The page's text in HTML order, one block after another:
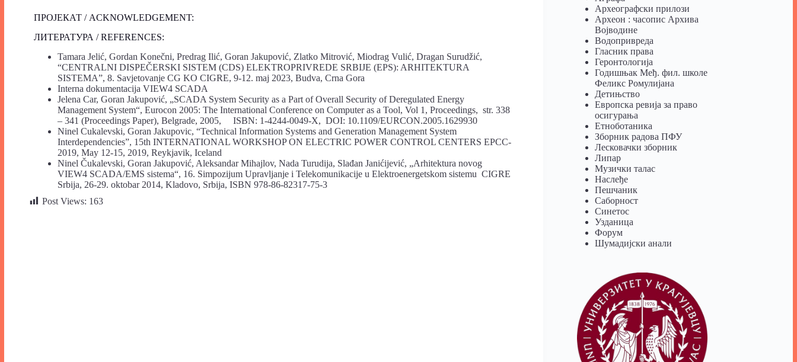
ПРОЈЕКАТ / ACKNOWLEDGEMENT:
ЛИТЕРАТУРА / REFERENCES:
Tamara Jelić, Gordan Konečni, Predrag Ilić, Goran Jakupović, Zlatko Mitrović, Miodrag Vulić, Dragan Surudžić,
“CENTRALNI DISPEČERSKI SISTEM (CDS) ELEKTROPRIVREDE SRBIJE (EPS): ARHITEKTURA
SISTEMA”, 8. Savjetovanje CG KO CIGRE, 9-12. maj 2023, Budva, Crna Gora
Interna dokumentacija VIEW4 SCADA
Jelena Car, Goran Jakupović, „SCADA System Security as a Part of Overall Security of Deregulated Energy
Management System“, Eurocon 2005: The International Conference on Computer as a Tool, Vol 1, Proceedings, str. 338
– 341 (Proceedings Paper), Belgrade, 2005, ISBN: 1-4244-0049-X, DOI: 10.1109/EURCON.2005.1629930
Ninel Cukalevski, Goran Jakupovic, “Technical Information Systems and Generation Management System
Interdependencies”, 15th INTERNATIONAL WORKSHOP ON ELECTRIC POWER CONTROL CENTERS EPCC-
2019, May 12-15, 2019, Reykjavik, Iceland
Ninel Čukalevski, Goran Jakupović, Aleksandar Mihajlov, Nada Turudija, Slađan Janićijević, „Arhitektura novog
VIEW4 SCADA/EMS sistema“, 16. Simpozijum Upravljanje i Telekomunikacije u Elektroenergetskom sistemu CIGRE
Srbija, 26-29. oktobar 2014, Kladovo, Srbija, ISBN 978-86-82317-75-3
Post Views: 163
Археографски прилози
Археон : часопис Архива
Војводине
Водопривреда
Гласник права
Геронтологија
Годишњак Међ. фил. школе
Феликс Ромулијана
Детињство
Европска ревија за право
осигурања
Eтноботаника
Зборник радова ПФУ
Лесковачки зборник
Липар
Музички талас
Наслеђе
Пешчаник
Саборност
Синетос
Узданица
Форум
Шумадијски анали